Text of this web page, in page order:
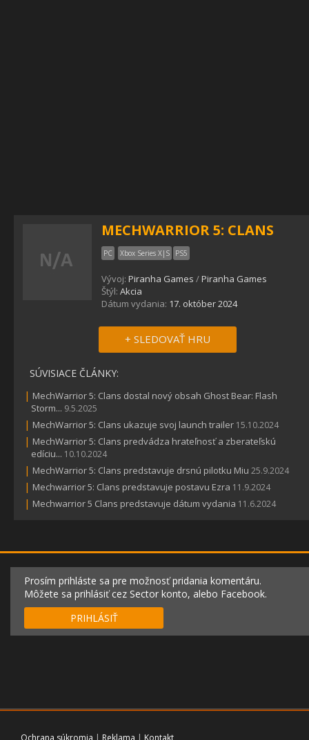
MECHWARRIOR 5: CLANS
PC Xbox Series X|S PS5
Vývoj: Piranha Games /Piranha Games
Štýl: Akcia
Dátum vydania: 17. október 2024
+ SLEDOVAŤ HRU
SÚVISIACE ČLÁNKY:
| MechWarrior 5: Clans dostal nový obsah Ghost Bear: Flash
Storm... 9.5.2025
| MechWarrior 5: Clans ukazuje svoj launch trailer 15.10.2024
| MechWarrior 5: Clans predvádza hrateľnosť a zberateľskú
edíciu... 10.10.2024
| MechWarrior 5: Clans predstavuje drsnú pilotku Miu 25.9.2024
| Mechwarrior 5: Clans predstavuje postavu Ezra 11.9.2024
| Mechwarrior 5 Clans predstavuje dátum vydania 11.6.2024
Prosím prihláste sa pre možnosť pridania komentáru.
Môžete sa prihlásiť cez Sector konto, alebo Facebook.
PRIHLÁSIŤ
Ochrana súkromia | Reklama | Kontakt